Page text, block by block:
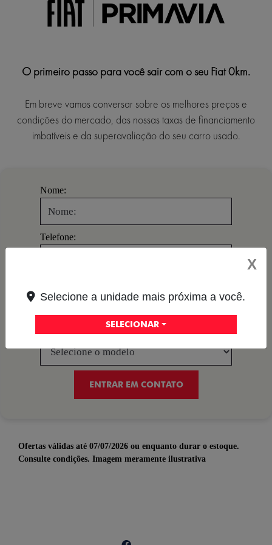
O primeiro passo para você sair com o seu Fiat 0km.
Em breve vamos conversar sobre os melhores preços e
condições do mercado, das nossas taxas de financiamento
imbatíveis e da superavaliação do seu carro usado.
Nome:
Telefone:
Selecione um modelo:
ENTRAR EM CONTATO
Ofertas válidas até 07/07/2026 ou enquanto durar o estoque.
Consulte condições. Imagem meramente ilustrativa
X
Selecione a unidade mais próxima a você.
SELECIONAR